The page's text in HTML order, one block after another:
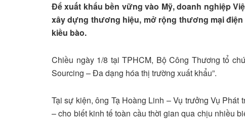
Để xuất khẩu bền vững vào Mỹ, doanh nghiệp
xây dựng thương hiệu, mở rộng thương mại
kiều bào.
Chiều ngày 1/8 tại TPHCM, Bộ Công Thương tổ
Sourcing – Đa dạng hóa thị trường xuất khẩu”.
Tại sự kiện, ông Tạ Hoàng Linh – Vụ trưởng Vụ
– cho biết kinh tế toàn cầu thời gian qua chịu nhiều